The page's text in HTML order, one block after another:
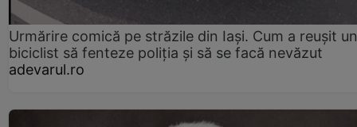
Urmărire comică pe străzile din Iași. Cum a reușit un
biciclist să fenteze poliția și să se facă nevăzut
adevarul.ro